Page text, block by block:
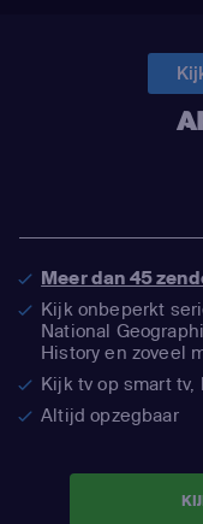
Meer dan 45
Kijk onbeperkt
National
History en zoveel
Kijk tv op smart
Altijd opzegbaar